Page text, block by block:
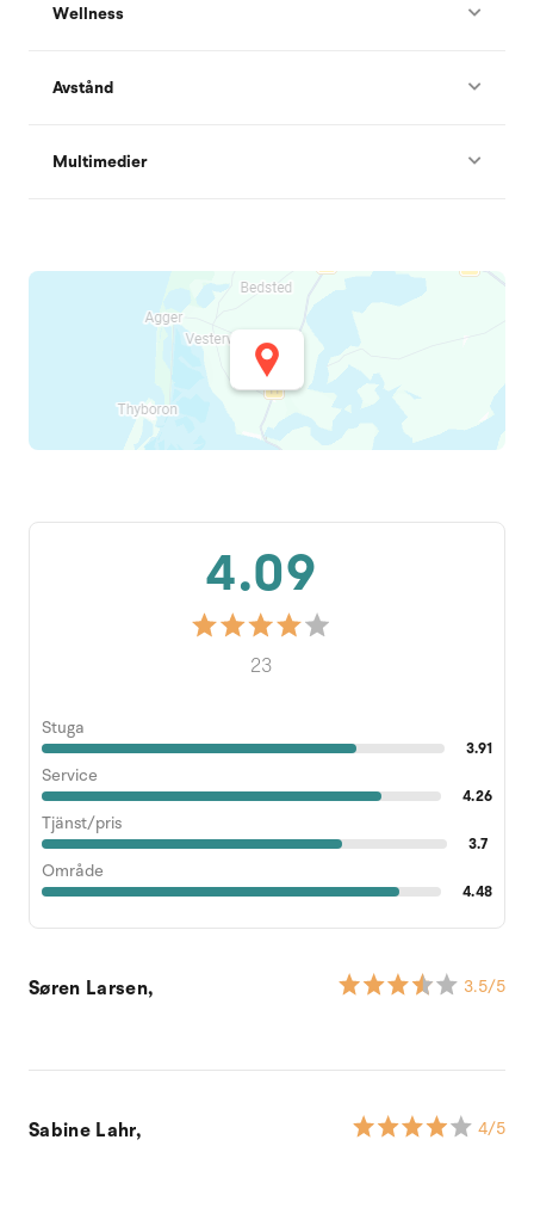
Wellness
Avstånd
Multimedier
4.09
23
Stuga
3.91
Service
4.26
Tjänst/pris
3.7
Område
4.48
Søren Larsen, 3.5/5
Sabine Lahr, 4/5